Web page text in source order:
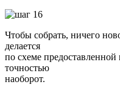
Чтобы собрать, ничего
делается
по схеме
точностью
наоборот.